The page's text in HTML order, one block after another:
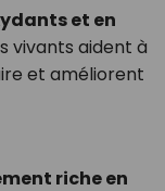
et en
vivants aident à
et améliorent
riche en